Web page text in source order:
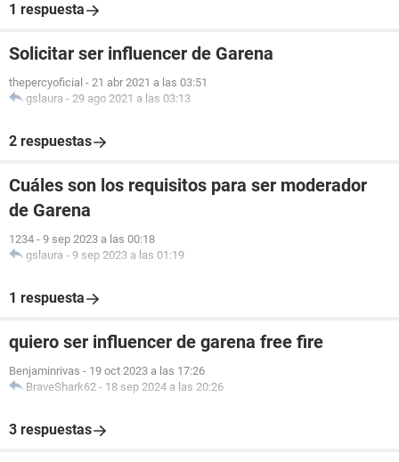
1 respuesta
Solicitar ser influencer de Garena
thepercyoficial - 21 abr 2021 a las 03:51
gslaura - 29 ago 2021 a las 03:13
2 respuestas
Cuáles son los requisitos para ser moderador
de Garena
1234 - 9 sep 2023 a las 00:18
gslaura - 9 sep 2023 a las 01:19
1 respuesta
quiero ser influencer de garena free fire
Benjaminrivas - 19 oct 2023 a las 17:26
BraveShark62 - 18 sep 2024 a las 20:26
3 respuestas